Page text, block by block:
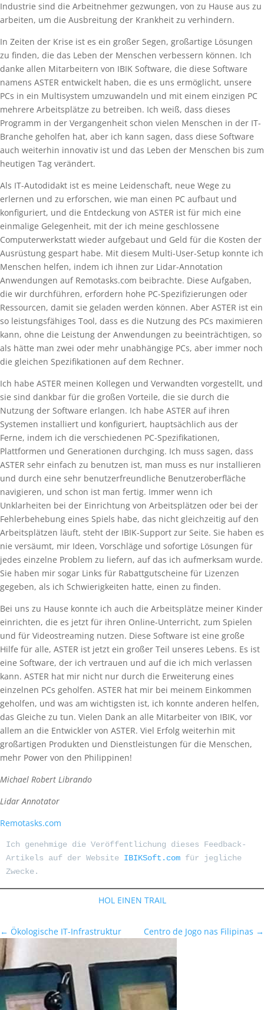
Industrie sind die Arbeitnehmer gezwungen, von zu Hause aus zu
arbeiten, um die Ausbreitung der Krankheit zu verhindern.
In Zeiten der Krise ist es ein großer Segen, großartige Lösungen
zu finden, die das Leben der Menschen verbessern können. Ich
danke allen Mitarbeitern von IBIK Software, die diese Software
namens ASTER entwickelt haben, die es uns ermöglicht, unsere
PCs in ein Multisystem umzuwandeln und mit einem einzigen PC
mehrere Arbeitsplätze zu betreiben. Ich weiß, dass dieses
Programm in der Vergangenheit schon vielen Menschen in der IT-
Branche geholfen hat, aber ich kann sagen, dass diese Software
auch weiterhin innovativ ist und das Leben der Menschen bis zum
heutigen Tag verändert.
Als IT-Autodidakt ist es meine Leidenschaft, neue Wege zu
erlernen und zu erforschen, wie man einen PC aufbaut und
konfiguriert, und die Entdeckung von ASTER ist für mich eine
einmalige Gelegenheit, mit der ich meine geschlossene
Computerwerkstatt wieder aufgebaut und Geld für die Kosten der
Ausrüstung gespart habe. Mit diesem Multi-User-Setup konnte ich
Menschen helfen, indem ich ihnen zur Lidar-Annotation
Anwendungen auf Remotasks.com beibrachte. Diese Aufgaben,
die wir durchführen, erfordern hohe PC-Spezifizierungen oder
Ressourcen, damit sie geladen werden können. Aber ASTER ist ein
so leistungsfähiges Tool, dass es die Nutzung des PCs maximieren
kann, ohne die Leistung der Anwendungen zu beeinträchtigen, so
als hätte man zwei oder mehr unabhängige PCs, aber immer noch
die gleichen Spezifikationen auf dem Rechner.
Ich habe ASTER meinen Kollegen und Verwandten vorgestellt, und
sie sind dankbar für die großen Vorteile, die sie durch die
Nutzung der Software erlangen. Ich habe ASTER auf ihren
Systemen installiert und konfiguriert, hauptsächlich aus der
Ferne, indem ich die verschiedenen PC-Spezifikationen,
Plattformen und Generationen durchging. Ich muss sagen, dass
ASTER sehr einfach zu benutzen ist, man muss es nur installieren
und durch eine sehr benutzerfreundliche Benutzeroberfläche
navigieren, und schon ist man fertig. Immer wenn ich
Unklarheiten bei der Einrichtung von Arbeitsplätzen oder bei der
Fehlerbehebung eines Spiels habe, das nicht gleichzeitig auf den
Arbeitsplätzen läuft, steht der IBIK-Support zur Seite. Sie haben es
nie versäumt, mir Ideen, Vorschläge und sofortige Lösungen für
jedes einzelne Problem zu liefern, auf das ich aufmerksam wurde.
Sie haben mir sogar Links für Rabattgutscheine für Lizenzen
gegeben, als ich Schwierigkeiten hatte, einen zu finden.
Bei uns zu Hause konnte ich auch die Arbeitsplätze meiner Kinder
einrichten, die es jetzt für ihren Online-Unterricht, zum Spielen
und für Videostreaming nutzen. Diese Software ist eine große
Hilfe für alle, ASTER ist jetzt ein großer Teil unseres Lebens. Es ist
eine Software, der ich vertrauen und auf die ich mich verlassen
kann. ASTER hat mir nicht nur durch die Erweiterung eines
einzelnen PCs geholfen. ASTER hat mir bei meinem Einkommen
geholfen, und was am wichtigsten ist, ich konnte anderen helfen,
das Gleiche zu tun. Vielen Dank an alle Mitarbeiter von IBIK, vor
allem an die Entwickler von ASTER. Viel Erfolg weiterhin mit
großartigen Produkten und Dienstleistungen für die Menschen,
mehr Power von den Philippinen!
Michael Robert Librando
Lidar Annotator
Remotasks.com
Ich genehmige die Veröffentlichung dieses Feedback-
Artikels auf der Website IBIKSoft.com für jegliche
Zwecke.
HOL EINEN TRAIL
← Ökologische IT-Infrastruktur Centro de Jogo nas Filipinas →